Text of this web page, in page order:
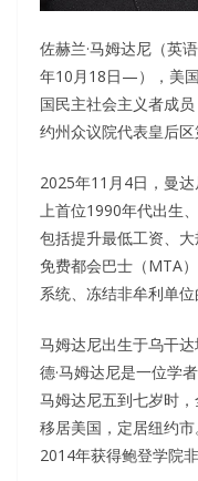
佐赫兰·马姆达尼（英
年10月18日—），美
国民主社会主义者成
约州众议院代表皇后区
2025年11月4日，曼
上首位1990年代出生
包括提升最低工资、
免费都会巴士（MTA
系统、冻结非牟利单
马姆达尼出生于乌干
德·马姆达尼是一位学
马姆达尼五到七岁时
移居美国，定居纽约
2014年获得鲍登学院